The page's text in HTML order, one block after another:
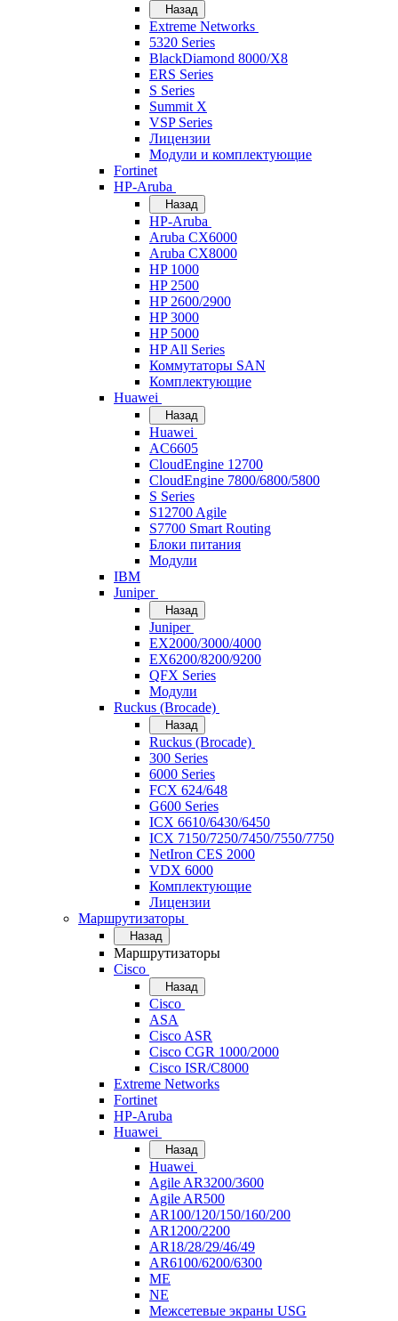
Назад
Extreme Networks
5320 Series
BlackDiamond 8000/X8
ERS Series
S Series
Summit X
VSP Series
Лицензии
Модули и комплектующие
Fortinet
HP-Aruba
Назад
HP-Aruba
Aruba CX6000
Aruba CX8000
HP 1000
HP 2500
HP 2600/2900
HP 3000
HP 5000
HP All Series
Коммутаторы SAN
Комплектующие
Huawei
Назад
Huawei
AC6605
CloudEngine 12700
CloudEngine 7800/6800/5800
S Series
S12700 Agile
S7700 Smart Routing
Блоки питания
Модули
IBM
Juniper
Назад
Juniper
EX2000/3000/4000
EX6200/8200/9200
QFX Series
Модули
Ruckus (Brocade)
Назад
Ruckus (Brocade)
300 Series
6000 Series
FCX 624/648
G600 Series
ICX 6610/6430/6450
ICX 7150/7250/7450/7550/7750
NetIron CES 2000
VDX 6000
Комплектующие
Лицензии
Маршрутизаторы
Назад
Маршрутизаторы
Cisco
Назад
Cisco
ASA
Cisco ASR
Cisco CGR 1000/2000
Cisco ISR/С8000
Extreme Networks
Fortinet
HP-Aruba
Huawei
Назад
Huawei
Agile AR3200/3600
Agile AR500
AR100/120/150/160/200
AR1200/2200
AR18/28/29/46/49
AR6100/6200/6300
ME
NE
Межсетевые экраны USG